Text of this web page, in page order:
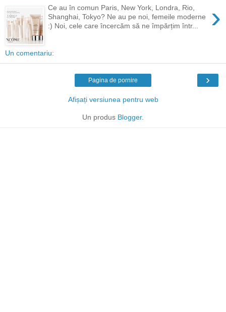
›
Ce au în comun Paris, New York, Londra, Rio,
Shanghai, Tokyo? Ne au pe noi, femeile moderne
:) Noi, cele care încercăm să ne împărțim într...
Un comentariu:
›
Pagina de pornire
Afișați versiunea pentru web
Un produs Blogger.